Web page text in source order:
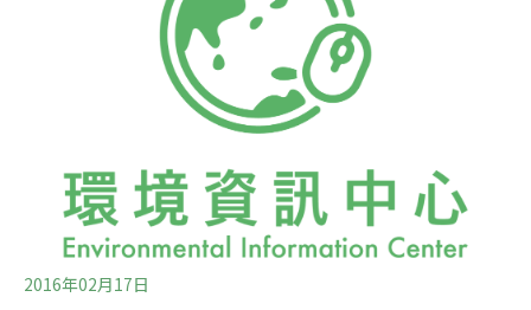
預估，天鯤號要填滿一座「水立方」僅需六天半時間，因
此也被稱為「建設中國海疆的國之重器」，但隨著中國填
海造陸技術、機具不斷精進，也引發了外界對破壞自然生
2016年02月17日